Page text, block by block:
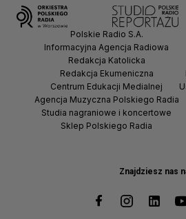
Znajdziesz nas
Polskie Radio S.A.
Informacyjna Agencja Radiowa
Redakcja Katolicka
Redakcja Ekumeniczna
Centrum Edukacji Medialnej
Agencja Muzyczna Polskiego Radia
Studia nagraniowe i koncertowe
Sklep Polskiego Radia